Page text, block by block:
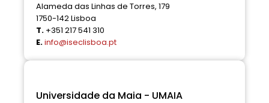
Alameda das Linhas de Torres, 179
1750-142 Lisboa
T. +351 217 541 310
E.info@iseclisboa.pt
Universidade da Maia - UMAIA